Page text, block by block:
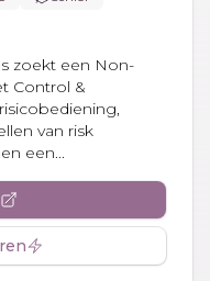
zoekt een Non-
Control &
van risk
een...